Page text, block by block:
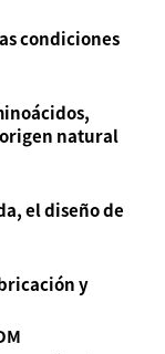
condiciones
natural
el diseño de
y